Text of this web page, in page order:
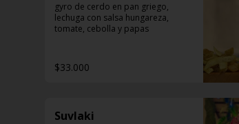
gyro de cerdo en pan griego,
lechuga con salsa hungareza,
tomate, cebolla y papas
$33.000
Suvlaki